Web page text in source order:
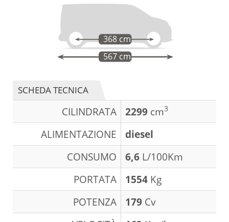
567 cm
368 cm
SCHEDA TECNICA
CILINDRATA 2299 cm3
ALIMENTAZIONE
diesel
CONSUMO
6,6 L/100Km
PORTATA
1554 Kg
POTENZA
179 Cv